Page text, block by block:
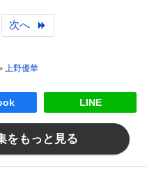
次へ
上野優華
LINE
をもっと見る